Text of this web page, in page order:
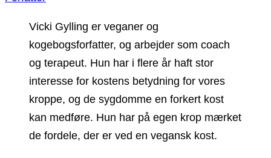
Vicki Gylling er veganer og
kogebogsforfatter, og arbejder som coach
og terapeut. Hun har i flere år haft stor
interesse for kostens betydning for vores
kroppe, og de sygdomme en forkert kost
kan medføre. Hun har på egen krop mærket
de fordele, der er ved en vegansk kost.